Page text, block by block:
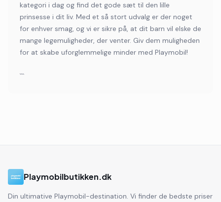
kategori i dag og find det gode sæt til den lille
prinsesse i dit liv. Med et så stort udvalg er der noget
for enhver smag, og vi er sikre på, at dit barn vil elske de
mange legemuligheder, der venter. Giv dem muligheden
for at skabe uforglemmelige minder med Playmobil!
```
Playmobilbutikken.dk
Din ultimative Playmobil-destination. Vi finder de bedste priser